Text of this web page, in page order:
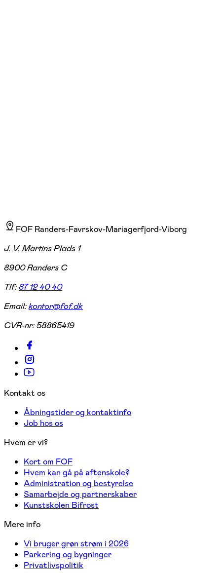
FOF Randers-Favrskov-Mariagerfjord-Viborg
J. V. Martins Plads 1
8900 Randers C
Tlf:87 12 40 40
Email:kontor@fof.dk
CVR-nr:58865419
Kontakt os
Åbningstider og kontaktinfo
Job hos os
Hvem er vi?
Kort om FOF
Hvem kan gå på aftenskole?
Administration og bestyrelse
Samarbejde og partnerskaber
Kunstskolen Bifrost
Mere info
Vi bruger grøn strøm i 2026
Parkering og bygninger
Privatlivspolitik